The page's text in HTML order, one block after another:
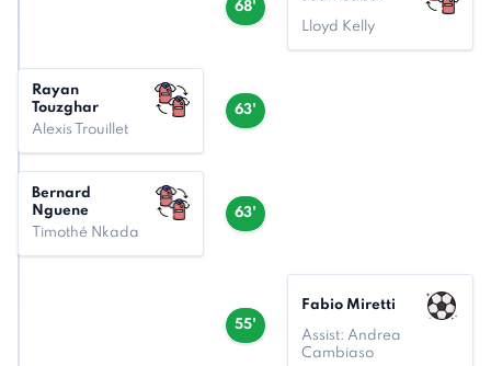
68'
Lloyd Kelly
63'
Rayan
Touzghar
Alexis Trouillet
63'
Bernard
Nguene
Timothé Nkada
55'
Fabio Miretti
Assist: Andrea
Cambiaso